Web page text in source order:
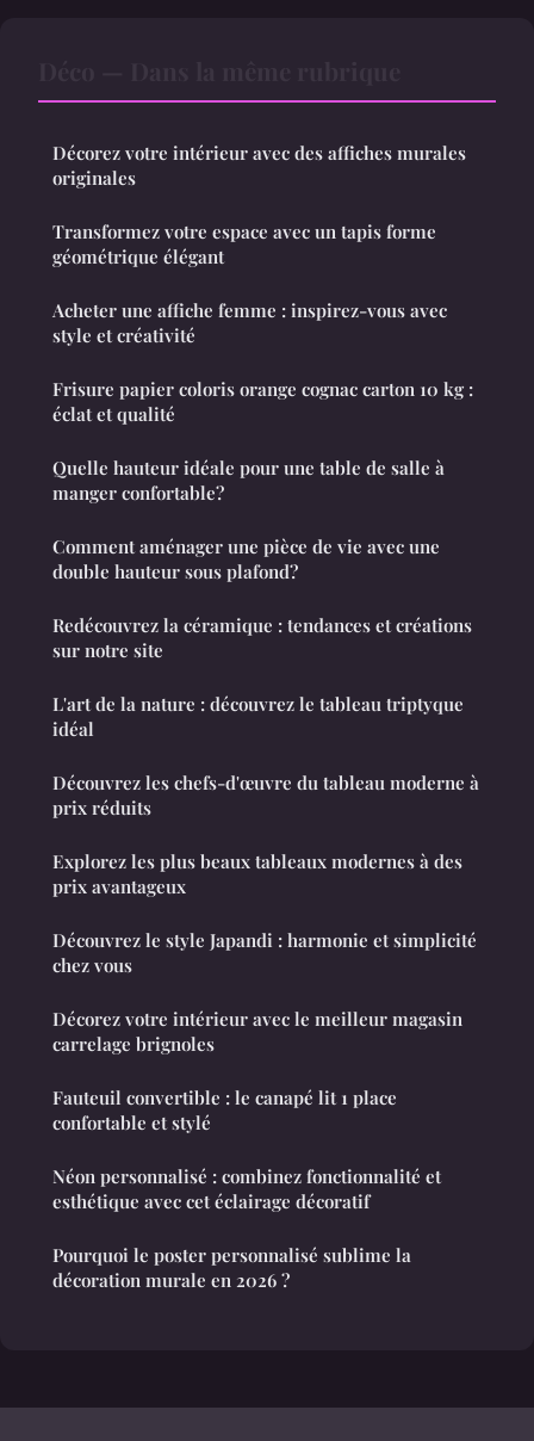
Décorez votre intérieur avec des affiches murales
originales
Transformez votre espace avec un tapis forme
géométrique élégant
Acheter une affiche femme : inspirez-vous avec
style et créativité
Frisure papier coloris orange cognac carton 10 kg :
éclat et qualité
Quelle hauteur idéale pour une table de salle à
manger confortable?
Comment aménager une pièce de vie avec une
double hauteur sous plafond?
Redécouvrez la céramique : tendances et créations
sur notre site
L'art de la nature : découvrez le tableau triptyque
idéal
Découvrez les chefs-d'œuvre du tableau moderne à
prix réduits
Explorez les plus beaux tableaux modernes à des
prix avantageux
Découvrez le style Japandi : harmonie et simplicité
chez vous
Décorez votre intérieur avec le meilleur magasin
carrelage brignoles
Fauteuil convertible : le canapé lit 1 place
confortable et stylé
Néon personnalisé : combinez fonctionnalité et
esthétique avec cet éclairage décoratif
Pourquoi le poster personnalisé sublime la
décoration murale en 2026 ?